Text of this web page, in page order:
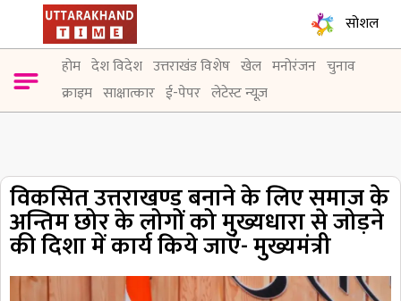
सोशल
होम देश विदेश उत्तराखंड विशेष खेल मनोरंजन चुनाव
क्राइम साक्षात्कार ई-पेपर लेटेस्ट न्यूज़
विकसित उत्तराखण्ड बनाने के लिए समाज के
अन्तिम छोर के लोगों को मुख्यधारा से जोड़ने
की दिशा में कार्य किये जाएं- मुख्यमंत्री